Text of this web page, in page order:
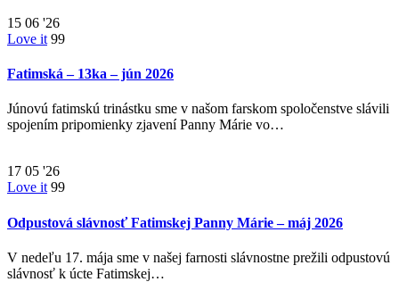
15 06 '26
Love it 99
Fatimská – 13ka – jún 2026
Júnovú fatimskú trinástku sme v našom farskom spoločenstve slávili
spojením pripomienky zjavení Panny Márie vo…
17 05 '26
Love it 99
Odpustová slávnosť Fatimskej Panny Márie – máj 2026
V nedeľu 17. mája sme v našej farnosti slávnostne prežili odpustovú
slávnosť k úcte Fatimskej…